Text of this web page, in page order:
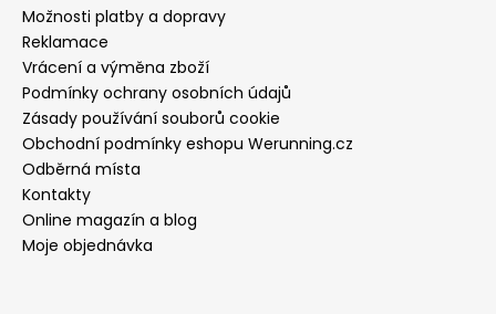
Možnosti platby a dopravy
Reklamace
Vrácení a výměna zboží
Podmínky ochrany osobních údajů
Zásady používání souborů cookie
Obchodní podmínky eshopu Werunning.cz
Odběrná místa
Kontakty
Online magazín a blog
Moje objednávka